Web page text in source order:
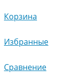
Корзина
Избранные
Сравнение